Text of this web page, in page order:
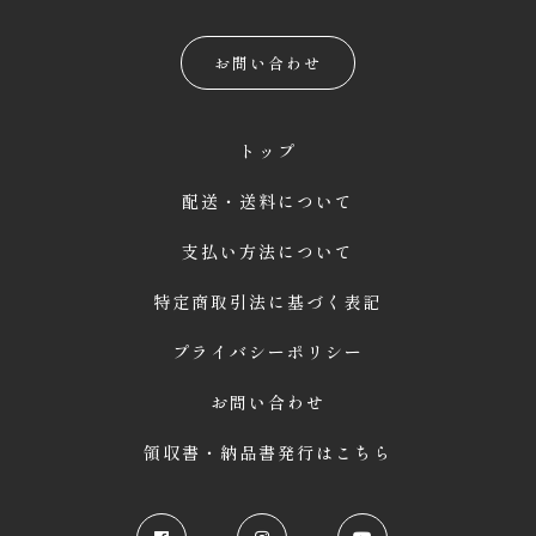
お問い合わせ
トップ
配送・送料について
支払い方法について
特定商取引法に基づく表記
プライバシーポリシー
お問い合わせ
領収書・納品書発行はこちら